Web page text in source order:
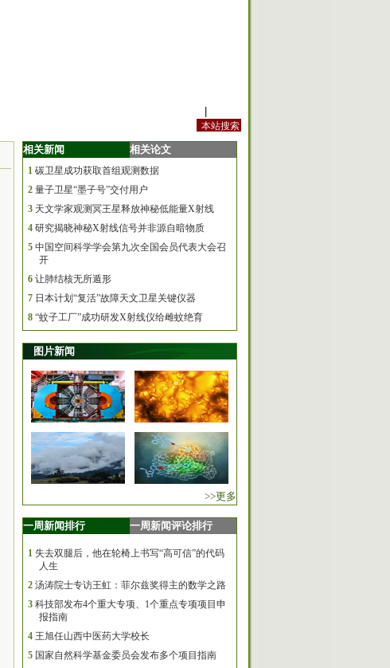
相关新闻 相关论文
1 碳卫星成功获取首组观测数据
2 量子卫星“墨子号”交付用户
3 天文学家观测冥王星释放神秘低能量X射线
4 研究揭晓神秘X射线信号并非源自暗物质
5 中国空间科学学会第九次全国会员代表大会召
开
6 让肺结核无所遁形
7 日本计划“复活”故障天文卫星关键仪器
8 “蚊子工厂”成功研发X射线仪给雌蚊绝育
图片新闻
>>更多
一周新闻排行 一周新闻评论排行
1 失去双腿后，他在轮椅上书写“高可信”的代码
人生
2 汤涛院士专访王虹：菲尔兹奖得主的数学之路
3 科技部发布4个重大专项、1个重点专项项目申
报指南
4 王旭任山西中医药大学校长
5 国家自然科学基金委员会发布多个项目指南